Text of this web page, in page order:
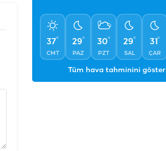
37°
CMT
29°
PAZ
30°
PZT
29°
SAL
31°
ÇAR
Tüm hava tahminini göster